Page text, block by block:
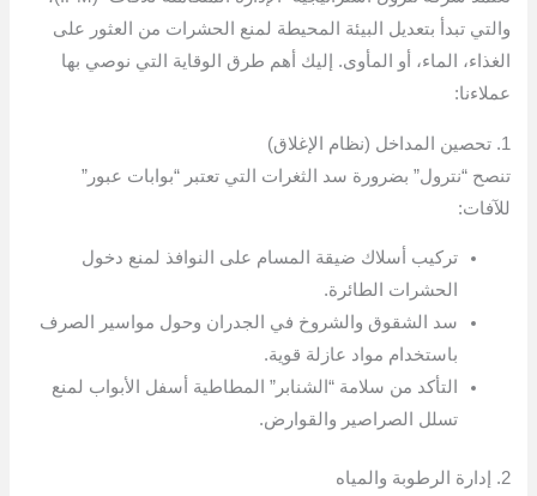
والتي تبدأ بتعديل البيئة المحيطة لمنع الحشرات من العثور على
الغذاء، الماء، أو المأوى. إليك أهم طرق الوقاية التي نوصي بها
عملاءنا:
1. تحصين المداخل (نظام الإغلاق)
تنصح “نترول” بضرورة سد الثغرات التي تعتبر “بوابات عبور”
للآفات:
تركيب أسلاك ضيقة المسام على النوافذ لمنع دخول
الحشرات الطائرة.
سد الشقوق والشروخ في الجدران وحول مواسير الصرف
باستخدام مواد عازلة قوية.
التأكد من سلامة “الشنابر” المطاطية أسفل الأبواب لمنع
تسلل الصراصير والقوارض.
2. إدارة الرطوبة والمياه